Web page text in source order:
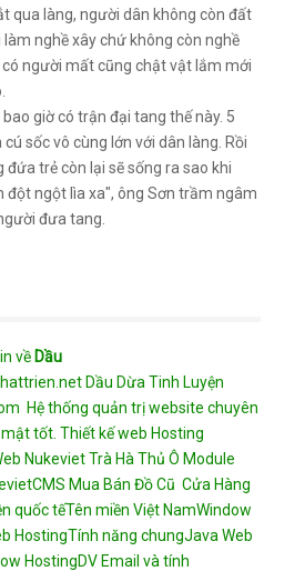
qua làng, người dân không còn đất
làm nghề xây chứ không còn nghề
người mất cũng chật vật lắm mới
giờ có trận đại tang thế này. 5
sốc vô cùng lớn với dân làng. Rồi
đứa trẻ còn lại sẽ sống ra sao khi
đột ngột lìa xa", ông Sơn trầm ngâm
đưa tang.
vềDầu
Dầu Dừa Tinh Luyện
Hệ thống quản trị website chuyên
tốt. Thiết kế web Hosting
NukevietTrà Hà Thủ Ô Module
Mua Bán Đồ Cũ Cửa Hàng
quốc tếTên miền Việt NamWindow
HostingTính năng chungJava Web
HostingDV Email và tính